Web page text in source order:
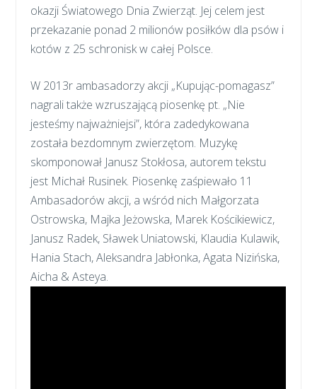
okazji Światowego Dnia Zwierząt. Jej celem jest
przekazanie ponad 2 milionów posiłków dla psów i
kotów z 25 schronisk w całej Polsce.
W 2013r ambasadorzy akcji „Kupując-pomagasz”
nagrali także wzruszającą piosenkę pt. „Nie
jesteśmy najważniejsi”, która zadedykowana
została bezdomnym zwierzętom. Muzykę
skomponował Janusz Stokłosa, autorem tekstu
jest Michał Rusinek. Piosenkę zaśpiewało 11
Ambasadorów akcji, a wśród nich Małgorzata
Ostrowska, Majka Jeżowska, Marek Kościkiewicz,
Janusz Radek, Sławek Uniatowski, Klaudia Kulawik,
Hania Stach, Aleksandra Jabłonka, Agata Nizińska,
Aicha & Asteya.